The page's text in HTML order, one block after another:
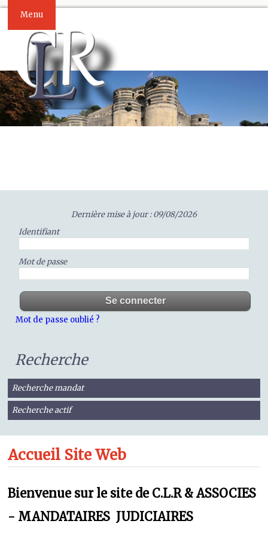
Menu
Dernière mise à jour : 09/08/2026
Identifiant
Mot de passe
Mot de passe oublié ?
Recherche
Recherche mandat
Recherche actif
Accueil Site Web
Bienvenue sur le site de C.L.R & ASSOCIES
- MANDATAIRES JUDICIAIRES